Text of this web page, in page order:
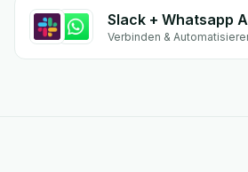
Slack + Whatsapp
Verbinden &